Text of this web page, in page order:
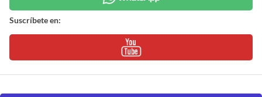
Suscríbete en: